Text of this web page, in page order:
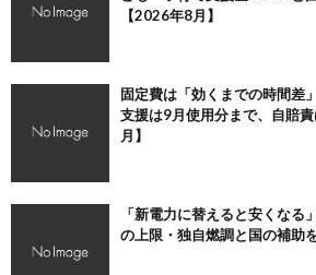
【2026年8月】
固定費は「効くまでの時間差
支援は9月使用分まで、自賠
月】
「新電力に替えると安くなる
の上限・独自燃調と国の補助